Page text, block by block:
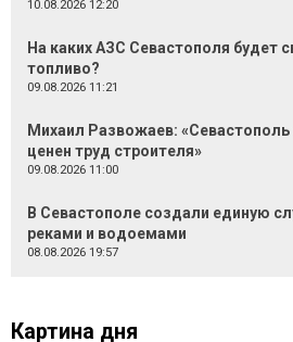
10.08.2026 12:20
На каких АЗС Севастополя будет
топливо?
09.08.2026 11:21
Михаил Развожаев:
ценен труд строителя»
09.08.2026 11:00
В Севастополе создали единую
реками и водоемами
08.08.2026 19:57
Картина дня